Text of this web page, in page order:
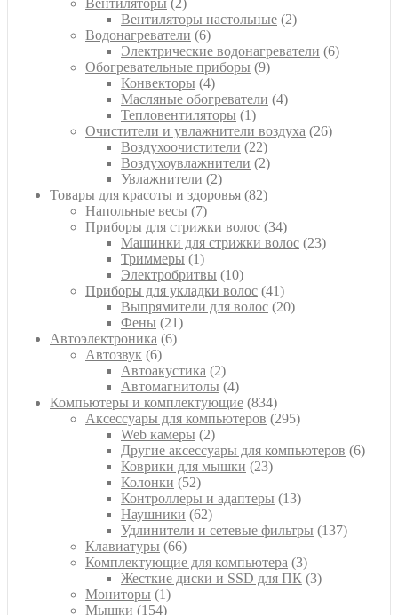
Вентиляторы 2
товара
Вентиляторы настольные 22
Водонагреватели 66
товаров
Электрические водонагреватели 66
Обогревательные приборы 99
Конвекторы 44
товара
Масляные обогреватели 44
Тепловентиляторы 11
товар
Очистители и увлажнители воздуха 2626
Воздухоочистители 2222
товара
Воздухоувлажнители 22
Увлажнители 22
товара
Товары для красоты и здоровья 8282
Напольные весы 77
товаров
Приборы для стрижки волос 3434
товара
Машинки для стрижки волос 2323
Триммеры 11
товар
Электробритвы 1010
товаров
Приборы для укладки волос 4141
товар
Выпрямители для волос 2020
Фены 2121
Автоэлектроника 66
Автозвук 66
товаров
Автоакустика 22
товара
Автомагнитолы 44
товара
Компьютеры и комплектующие 834834
товара
Аксессуары для компьютеров 295295
Web камеры 22
товара
Другие аксессуары для компьютеров 66
Коврики для мышки 2323
Колонки 5252
товара
Контроллеры и адаптеры 1313
Наушники 6262
товара
Удлинители и сетевые фильтры 137137
Клавиатуры 6666
товаров
Комплектующие для компьютера 33
товара
Жесткие диски и SSD для ПК 33
Мониторы 11
товар
Мышки 154154